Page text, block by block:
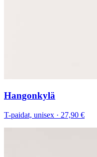
Hangonkylä
T-paidat, unisex · 27,90 €